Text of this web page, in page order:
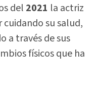
del 2021 la actriz
su salud,
a través de sus
físicos que ha